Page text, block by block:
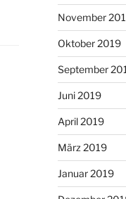
November
Oktober 2019
September
Juni 2019
April 2019
März 2019
Januar 2019